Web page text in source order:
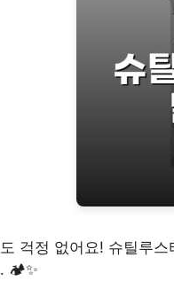
걱정 없어요! 슈틸루
🏕️✨